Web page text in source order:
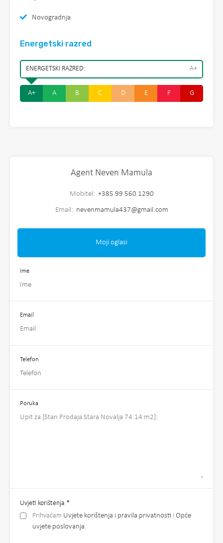
Novogradnja
Energetski razred
ENERGETSKI RAZRED: A+
A+ A B C D E F G
Agent Neven Mamula
Mobitel: +385 99 560 1290
Email: nevenmamula437@gmail.com
Moji oglasi
Ime
Email
Telefon
Poruka
Uvjeti korištenja *
Prihvaćam Uvjete korištenja i pravila privatnosti i Opće
uvjete poslovanja.